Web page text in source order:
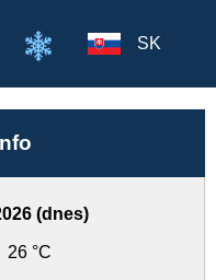
SK
informácií:
(dnes)
26 °C